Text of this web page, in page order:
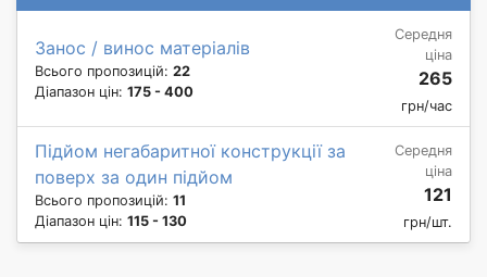
Занос / винос матеріалів
Всього пропозицій: 22
Діапазон цін: 175 - 400
Середня
ціна
265
грн/час
Підйом негабаритної конструкції за
поверх за один підйом
Всього пропозицій: 11
Діапазон цін: 115 - 130
Середня
ціна
121
грн/шт.